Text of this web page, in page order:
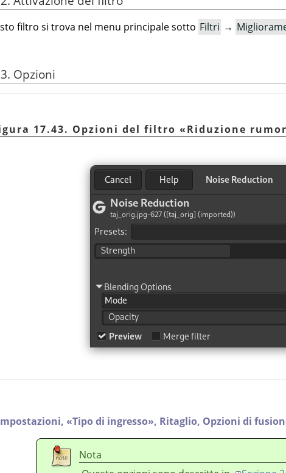
filtro si trova nel menu principale sotto Filtri →
Opzioni
17.43. Opzioni del filtro «Riduzione
«Tipo di ingresso», Ritaglio, Opzioni di
Nota